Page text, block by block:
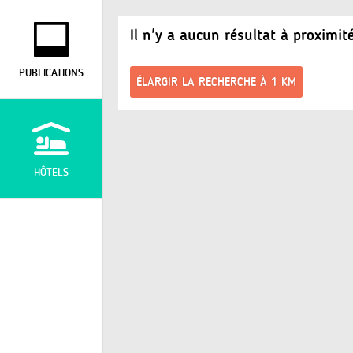
PUBLICATIONS
HÔTELS
Il n'y a aucun résultat à
ÉLARGIR LA RECHERCHE À 1 KM